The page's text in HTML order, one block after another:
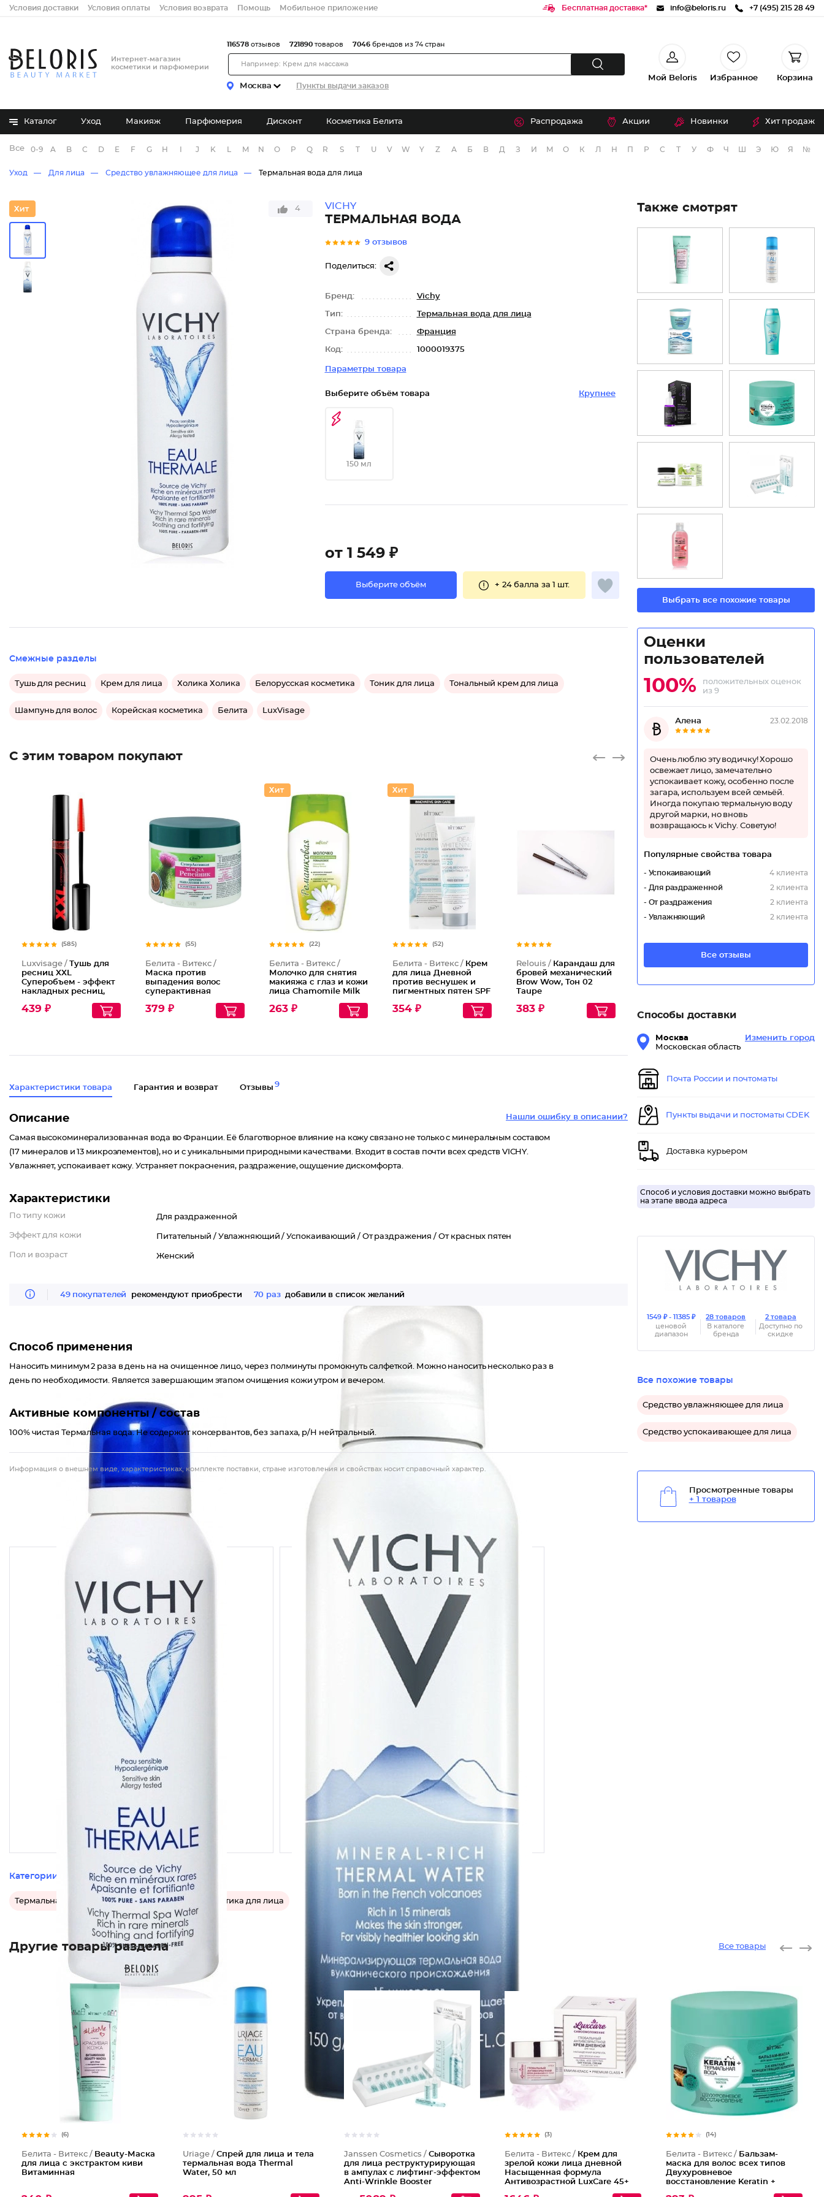
Условия доставки Условия оплаты Условия возврата Помощь Мобильное приложение Бесплатная доставка* info@beloris.ru +7 (495) 215 28 49
Интернет-магазин
косметики и парфюмерии
Москва Пункты выдачи заказов
116578 отзывов 721890 товаров 7046 брендов из 74 стран
Мой Beloris Избранное Корзина
Каталог Уход Макияж Парфюмерия Дисконт Косметика Белита Распродажа Акции Новинки Хит продаж
Все бренды
0-9 A B C D E F G H J K M N O P Q R S T U V W Y Z А Б В Д З И М О К Л Н П Р С Т У Ф Ч Э Ю Я №
Уход Для лица Средство увлажняющее для лица Термальная вода для лица
4 VICHY
ТЕРМАЛЬНАЯ ВОДА
9 отзывов
Поделиться:
Бренд: Vichy
Тип: Термальная вода для лица
Страна бренда: Франция
Код: 1000019375
Параметры товара
Выберите объём товара Крупнее
150 мл
от 1 549 ₽
Выберите объём + 24 балла за 1 шт.
Смежные разделы
Тушь для ресниц Крем для лица Холика Холика Белорусская косметика Тоник для лица Тональный крем для лица
Шампунь для волос Корейская косметика Белита LuxVisage
С этим товаром покупают
(585)
Luxvisage / Тушь для
ресниц XXL
Суперобъем - эффект
накладных ресниц,
439 ₽
(55)
Белита - Витекс /
Маска против
выпадения волос
суперактивная
379 ₽
(22)
Белита - Витекс /
Молочко для снятия
макияжа с глаз и кожи
лица Chamomile Milk
263 ₽
(52)
Белита - Витекс / Крем
для лица Дневной
против веснушек и
пигментных пятен SPF
354 ₽
Relouis / Карандаш для
бровей механический
Brow Wow, Тон 02
Tаupe
383 ₽
Характеристики товара Гарантия и возврат Отзывы 9
Нашли ошибку в описании?
Описание
Самая высокоминерализованная вода во Франции. Её благотворное влияние на кожу связано не только с минеральным составом
(17 минералов и 13 микроэлементов), но и с уникальными природными качествами. Входит в состав почти всех средств VICHY.
Увлажняет, успокаивает кожу. Устраняет покраснения, раздражение, ощущение дискомфорта.
Характеристики
По типу кожи Для раздраженной
Эффект для кожи Питательный / Увлажняющий /Успокаивающий / От раздражения / От красных пятен
Пол и возраст Женский
49 покупателей рекомендуют приобрести 70 раз добавили в список желаний
Способ применения
Наносить минимум 2 раза в день на на очищенное лицо, через полминуты промокнуть салфеткой. Можно наносить несколько раз в
день по необходимости. Является завершающим этапом очищения кожи утром и вечером.
Активные компоненты / состав
100% чистая Термальная вода. Не содержит консервантов, без запаха, p/H нейтральный.
Информация о внешнем виде, характеристиках, комплекте поставки, стране изготовления и свойствах носит справочный характер.
Также смотрят
Выбрать все похожие товары
Оценки
пользователей
100%
положительных оценок
из 9
Алена 23.02.2018
Очень люблю эту водичку! Хорошо
освежает лицо, замечательно
успокаивает кожу, особенно после
загара, используем всей семьёй.
Иногда покупаю термальную воду
другой марки, но вновь
возвращаюсь к Vichy. Советую!
Популярные свойства товара
- Успокаивающий
4 клиента
- Для раздраженной
2 клиента
- От раздражения
2 клиента
- Увлажняющий
2 клиента
Все отзывы
Способы доставки
Москва
Московская область
Изменить город
Почта России и почтоматы
Пункты выдачи и постоматы CDEK
Доставка курьером
Способ и условия доставки можно выбрать
на этапе ввода адреса
1549 ₽ - 11385 ₽
ценовой
диапазон
28 товаров
В каталоге
бренда
2 товара
Доступно по
скидке
Все похожие товары
Средство увлажняющее для лица
Средство успокаивающее для лица
Просмотренные товары
+ 1 товаров
Категории этого товара
Термальная вода для лица Французская косметика для лица
Другие товары раздела Все товары
(6)
Белита - Витекс / Beauty-Маска
для лица с экстрактом киви
Витаминная
Спрей д
Uriage / Спрей для лица и тела
термальная вода Thermal
Water, 50 мл
Janssen Cosmetics / Сыворотка
для лица реструктурирующая
в ампулах с лифтинг-эффектом
Anti-Wrinkle Booster
(3)
Белита - Витекс / Крем для
зрелой кожи лица дневной
Насыщенная формула
Антивозрастной LuxCare 45+
(14)
Белита - Витекс / Бальзам-
маска для волос всех типов
Двухуровневое
восстановление Keratin +